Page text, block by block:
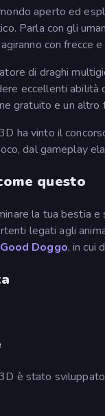
aperto ed
Parla con gli
con frecce
di draghi
eccellenti abilità
gratuito e un
ha vinto il
dal gameplay
questo
la tua bestia
legati agli
Good Doggo, in cui
è stato